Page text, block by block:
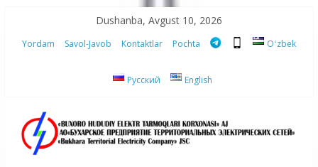
content
Dushanba, Avgust 10, 2026
Yordam Savol-Javob Kontaktlar Pochta Oʻzbek
Русский English